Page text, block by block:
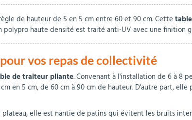
de hauteur de 5 en 5 cm entre 60 et 90 cm. Cette
polypro haute densité est traité anti-UV avec une finition
vos repas de collectivité
de traiteur pliante. Convenant à l'installation de 6 à 8
en 5 cm, de 60 cm à 90 cm de hauteur. D'autre part,
elle est nantie de patins qui évitent les bruits